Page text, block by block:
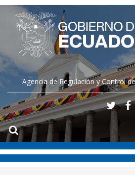
Agencia de Regulación y Control